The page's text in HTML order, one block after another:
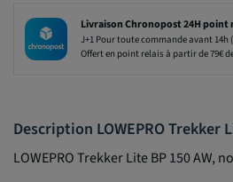
Livraison Chronopost 24H point
J+1 Pour toute commande avant 14h
Offert en point relais à partir de 79€
Description LOWEPRO Trekker
LOWEPRO Trekker Lite BP 150 AW,